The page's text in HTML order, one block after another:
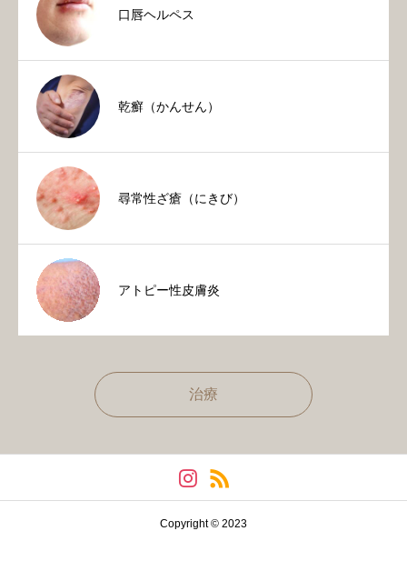
口唇ヘルペス
乾癬（かんせん）
尋常性ざ瘡（にきび）
アトピー性皮膚炎
治療
Copyright © 2023